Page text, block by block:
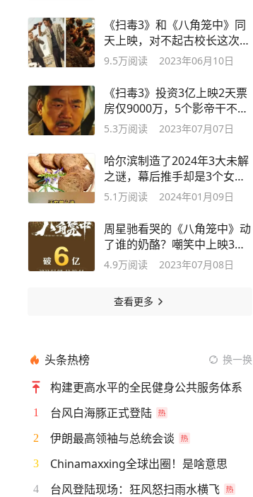
《扫毒3》和《八角笼中》同
天上映，对不起古校长这次我
选王宝强
9.5万阅读 2023年06月10日
《扫毒3》投资3亿上映2天票
房仅9000万，5个影帝干不过
1个王宝强
5.3万阅读 2023年07月07日
哈尔滨制造了2024年3大未解
之谜，幕后推手却是3个女人
和1个男人
5.1万阅读 2024年01月09日
周星驰看哭的《八角笼中》动
了谁的奶酪？嘲笑中上映3天
票房破6亿
4.9万阅读 2023年07月08日
查看更多
头条热榜 换一换
构建更高水平的全民健身公共服务体系
1 台风白海豚正式登陆
2 伊朗最高领袖与总统会谈
3 Chinamaxxing全球出圈！是啥意思
4 台风登陆现场：狂风怒扫雨水横飞